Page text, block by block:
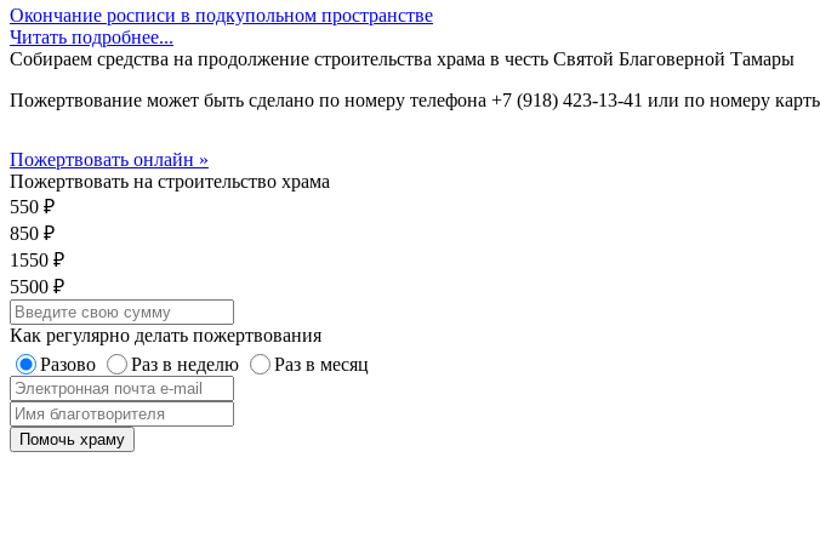
Окончание росписи в подкупольном пространстве
Читать подробнее...
Собираем средства на продолжение строительства храма в честь Святой Благоверной Тамары
Пожертвование может быть сделано по номеру телефона +7 (918) 423-13-41 или по номеру
Пожертвовать онлайн »
Пожертвовать на строительство храма
550 ₽
850 ₽
1550 ₽
5500 ₽
Как регулярно делать пожертвования
Разово
Раз в неделю Раз в месяц
Помочь храму